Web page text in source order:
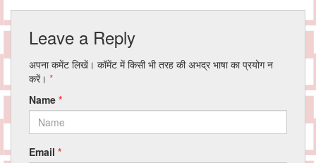
Leave a Reply
अपना कमेंट लिखें। कॉमेंट में किसी भी तरह की अभद्र भाषा का प्रयोग न
करें। *
Name *
Email *